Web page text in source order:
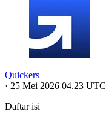
Quickers
· 25 Mei 2026 04.23 UTC
Daftar isi